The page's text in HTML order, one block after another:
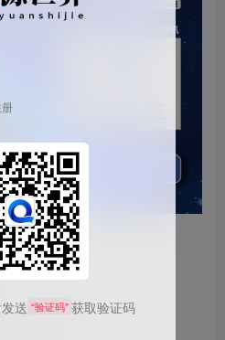
送 “验证码” 获取验证码